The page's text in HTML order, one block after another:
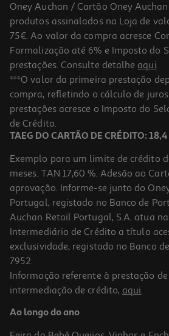
Oney Auchan / Cartão Oney
produtos assinalados na Loja de
75€. Ao valor da compra acresce
Formalização até 6% e Imposto do
prestações. Consulte detalhe aqui.
***O valor da primeira prestação
compra, refletindo o cálculo de
prestações acresce o Imposto do
de Crédito.
TAEG DO CARTÃO DE CRÉDITO: 18,4
Exemplo para um limite de crédito
meses. TAN 17,60 %. Adesão ao
aprovação. Informe-se junto do
Portugal, registado no Banco de
Auchan Retail Portugal, S.A. atua
Intermediário de Crédito a título
exclusividade, registado no Banco
7952.
Informação referente à prestação de
intermediação de crédito, aqui.
Ao longo do ano